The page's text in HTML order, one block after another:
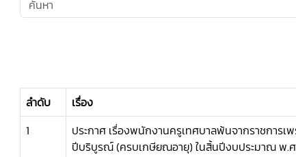
ลำดับ เรื่อง
1
ประกาศ เรื่องพนักงานครูเทศบาลพ้นจากราชการเ
ปีบริบูรณ์ (ครบเกษียณอายุ) ในสิ้นปีงบประมาณ พ.ศ